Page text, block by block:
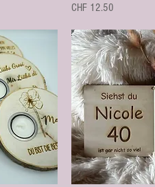
Preis
CHF 12.50